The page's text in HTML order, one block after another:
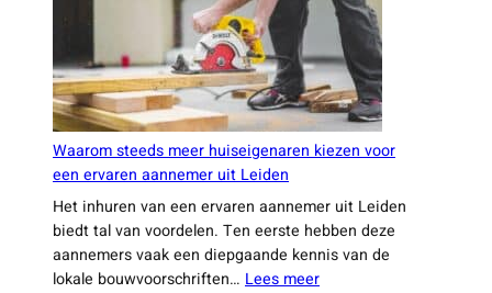
Waarom steeds meer huiseigenaren kiezen voor
een ervaren aannemer uit Leiden
Het inhuren van een ervaren aannemer uit Leiden
biedt tal van voordelen. Ten eerste hebben deze
aannemers vaak een diepgaande kennis van de
lokale bouwvoorschriften… Lees meer: